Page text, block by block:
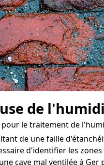
de
le traitement de
de une faille
d'identifier les
une cave mal ventilée à